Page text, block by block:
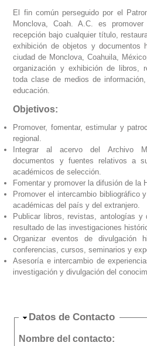
El fin común perseguido por el
Monclova, Coah. A.C. es
recepción bajo cualquier título,
exhibición de objetos y documentos
ciudad de Monclova, Coahuila,
organización y exhibición de libros,
toda clase de medios de
educación.
Objetivos:
Promover, fomentar, estimular y
regional.
Integrar al acervo del Archivo
documentos y fuentes relativos a
académicos de selección.
Fomentar y promover la difusión de la
Promover el intercambio bibliográfico
académicas del país y del extranjero.
Publicar libros, revistas, antologías y
resultado de las investigaciones
Organizar eventos de divulgación
conferencias, cursos, seminarios y
Asesoría e intercambio de
investigación y divulgación del
Ocultar
Datos de Contacto
Nombre del contacto: